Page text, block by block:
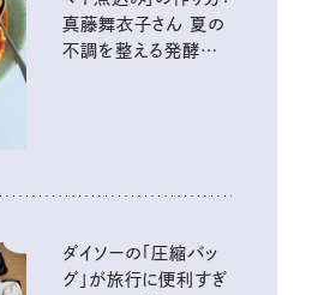
真藤舞衣子さん 夏の
不調を整える発酵レ
ダイソーの「圧縮バッ
グ」が旅行に便利すぎ